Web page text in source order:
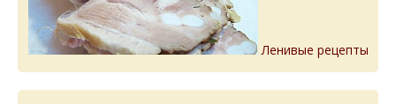
Ленивые рецепты